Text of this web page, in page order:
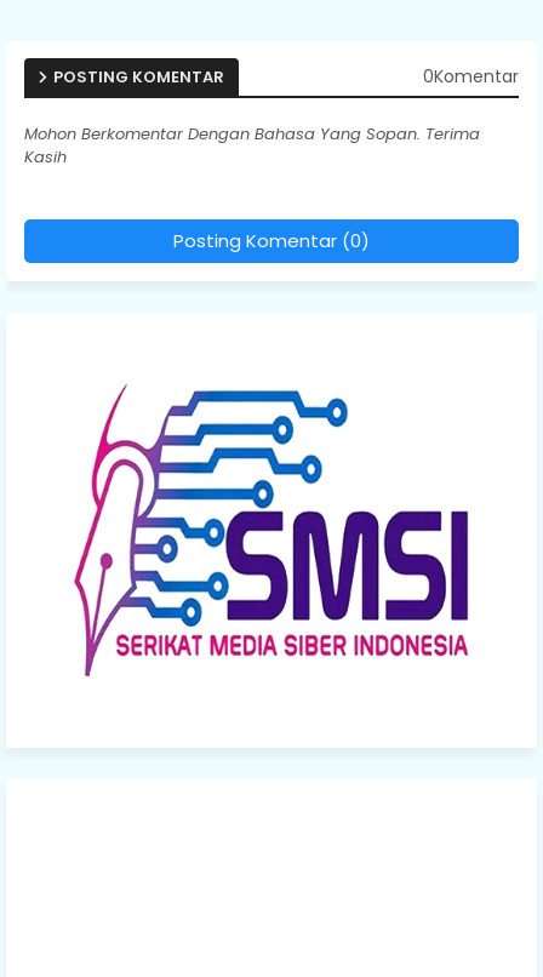
POSTING KOMENTAR 0Komentar
Mohon Berkomentar Dengan Bahasa Yang Sopan. Terima
Kasih
Posting Komentar (0)